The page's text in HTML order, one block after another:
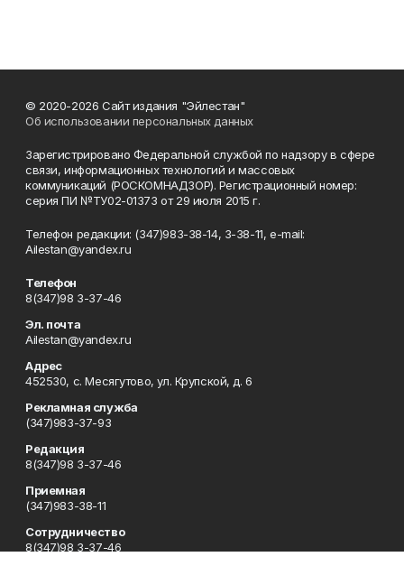
© 2020-2026 Сайт издания "Эйлестан"
Об использовании персональных данных
Зарегистрировано Федеральной службой по надзору в сфере
связи, информационных технологий и массовых
коммуникаций (РОСКОМНАДЗОР). Регистрационный номер:
серия ПИ №ТУ02-01373 от 29 июля 2015 г.
Телефон редакции: (347)983-38-14, 3-38-11, e-mail:
Ailestan@yandex.ru
Телефон
8(347)98 3-37-46
Эл. почта
Ailestan@yandex.ru
Адрес
452530, с. Месягутово, ул. Крупской, д. 6
Рекламная служба
(347)983-37-93
Редакция
8(347)98 3-37-46
Приемная
(347)983-38-11
Сотрудничество
8(347)98 3-37-46